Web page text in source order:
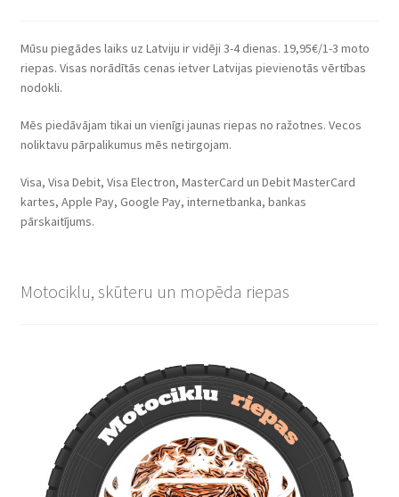
Mūsu piegādes laiks uz Latviju ir vidēji 3-4 dienas. 19,95€/1-3 moto
riepas. Visas norādītās cenas ietver Latvijas pievienotās vērtības
nodokli.
Mēs piedāvājam tikai un vienīgi jaunas riepas no ražotnes. Vecos
noliktavu pārpalikumus mēs netirgojam.
Visa, Visa Debit, Visa Electron, MasterCard un Debit MasterCard
kartes, Apple Pay, Google Pay, internetbanka, bankas
pārskaitījums.
Motociklu, skūteru un mopēda riepas